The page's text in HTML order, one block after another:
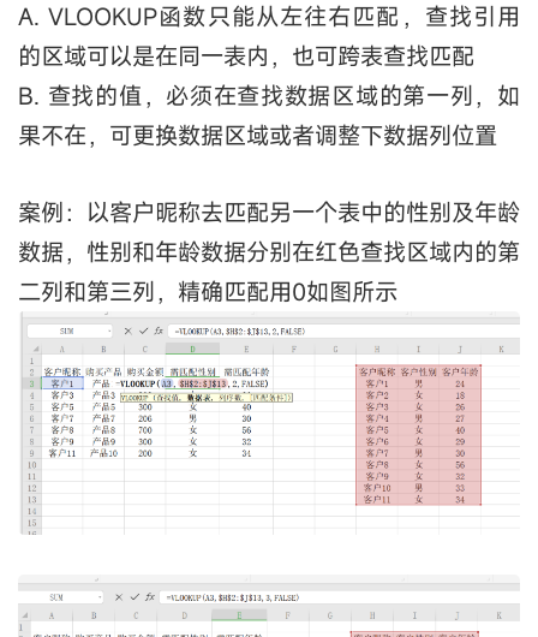
A. VLOOKUP函数只能从左往右匹配，查找引用
的区域可以是在同一表内，也可跨表查找匹配
B. 查找的值，必须在查找数据区域的第一列，如
果不在，可更换数据区域或者调整下数据列位置
案例：以客户昵称去匹配另一个表中的性别及年龄
数据，性别和年龄数据分别在红色查找区域内的第
二列和第三列，精确匹配用0如图所示